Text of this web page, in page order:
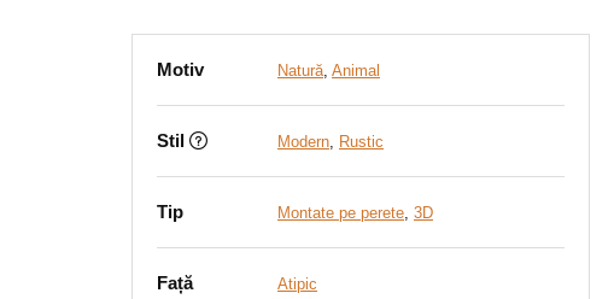
Motiv Natură, Animal
Stil Modern, Rustic
Tip Montate pe perete, 3D
Față Atipic